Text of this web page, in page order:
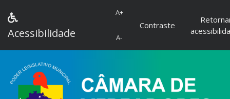
Acessibilidade
A+
A-
Contraste